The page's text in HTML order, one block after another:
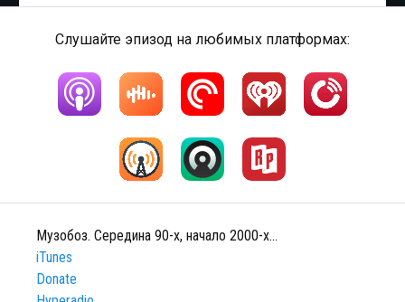
Слушайте эпизод на любимых платформах:
Музобоз. Середина 90-х, начало 2000-х…
iTunes
Donate